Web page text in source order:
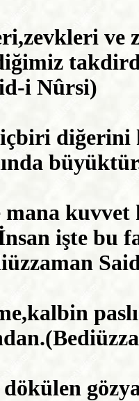
ve
i Nûrsi)
diğerini
işte bu